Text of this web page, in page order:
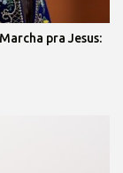
pra Jesus: